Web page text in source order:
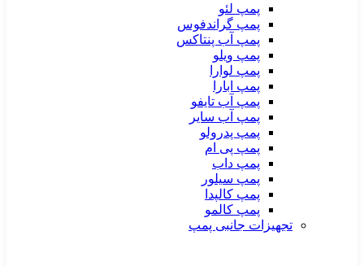
پمپ لئو
پمپ گراندفوس
پمپ آب پنتاکس
پمپ ویلو
پمپ لوارا
پمپ ابارا
پمپ آب تایفو
پمپ آب سایر
پمپ پدرولو
پمپ پی ام
پمپ داب
پمپ سیلور
پمپ کالپدا
پمپ کالمو
تجهیزات جانبی پمپ